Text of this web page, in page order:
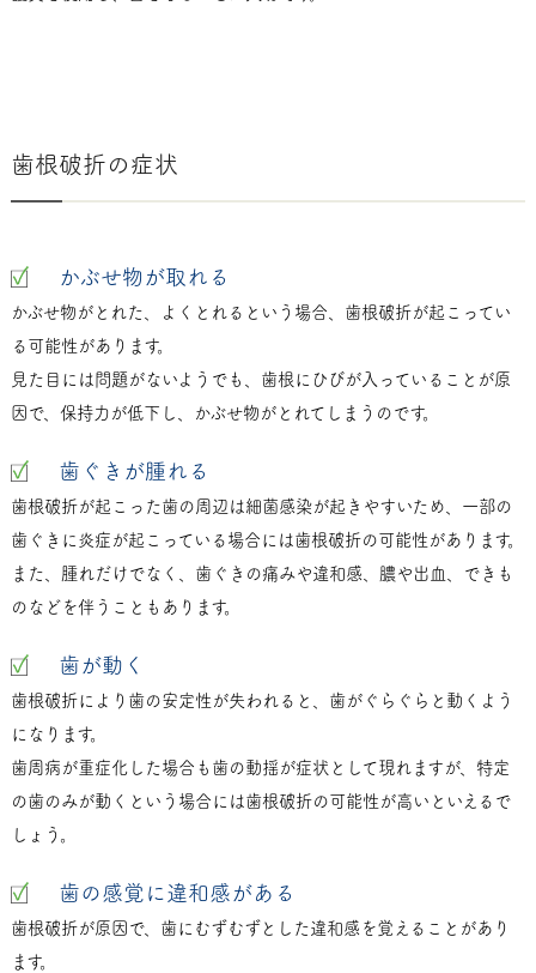
歯根破折の症状
かぶせ物が取れる
かぶせ物がとれた、よくとれるという場合、歯根破折が起こってい
る可能性があります。
見た目には問題がないようでも、歯根にひびが入っていることが原
因で、保持力が低下し、かぶせ物がとれてしまうのです。
歯ぐきが腫れる
歯根破折が起こった歯の周辺は細菌感染が起きやすいため、一部の
歯ぐきに炎症が起こっている場合には歯根破折の可能性があります。
また、腫れだけでなく、歯ぐきの痛みや違和感、膿や出血、できも
のなどを伴うこともあります。
歯が動く
歯根破折により歯の安定性が失われると、歯がぐらぐらと動くよう
になります。
歯周病が重症化した場合も歯の動揺が症状として現れますが、特定
の歯のみが動くという場合には歯根破折の可能性が高いといえるで
しょう。
歯の感覚に違和感がある
歯根破折が原因で、歯にむずむずとした違和感を覚えることがあり
ます。